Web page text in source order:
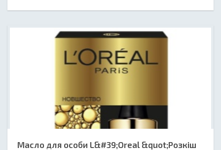
Масло для особи L&#39;Oreal &quot;Розкіш